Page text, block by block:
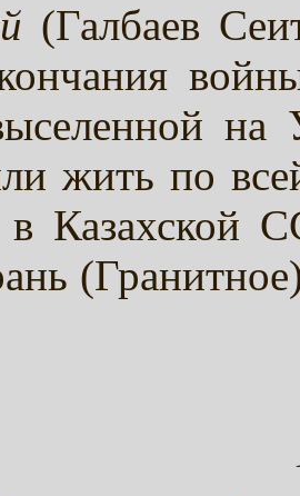
(Галбаев
на
жить по
в Казахской